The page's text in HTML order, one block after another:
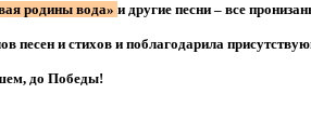
родины вода» и другие песни – все
песен и стихов и поблагодарила
до Победы!